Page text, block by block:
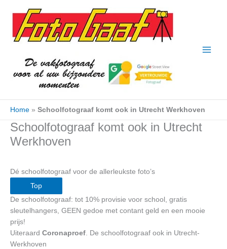
naar
inhoud
Home » Schoolfotograaf komt ook in Utrecht Werkhoven
Schoolfotograaf komt ook in Utrecht
Werkhoven
Dé schoolfotograaf voor de allerleukste foto’s
Top
De schoolfotograaf: tot 10% provisie voor school, gratis
sleutelhangers, GEEN gedoe met contant geld en een mooie
prijs!
Uiteraard Coronaproef . De schoolfotograaf ook in Utrecht-
Werkhoven